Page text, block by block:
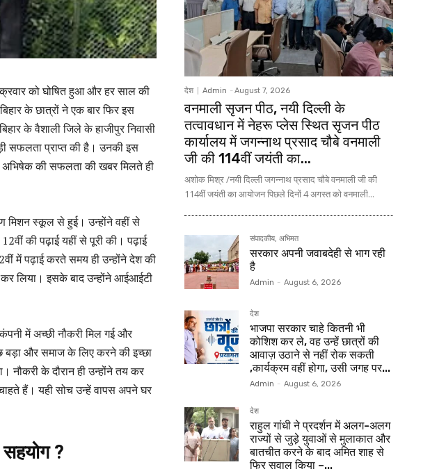
को घोषित हुआ और हर साल की
के छात्रों ने एक बार फिर इस
के वैशाली जिले के हाजीपुर निवासी
सफलता प्राप्त की है। उनकी इस
अभिषेक की सफलता की खबर मिलते ही
मिशन स्कूल से हुई। उन्होंने वहीं से
की पढ़ाई यहीं से पूरी की। पढ़ाई
में पढ़ाई करते समय ही उन्होंने देश की
लिया। इसके बाद उन्होंने आईआईटी
में अच्छी नौकरी मिल गई और
और समाज के लिए करने की इच्छा
नौकरी के दौरान ही उन्होंने तय कर
हैं। यही सोच उन्हें वापस अपने घर
सहयोग ?
देश Admin - August 7, 2026
वनमाली सृजन पीठ, नयी दिल्ली के
तत्वावधान में नेहरू प्लेस स्थित सृजन पीठ
कार्यालय में जगन्नाथ प्रसाद चौबे वनमाली
जी की 114वीं जयंती का...
अशोक मिश्र /नयी दिल्ली जगन्नाथ प्रसाद चौबे वनमाली जी की
114वीं जयंती का आयोजन पिछले दिनों 4 अगस्त को वनमाली...
संपादकीय, अभिमत
सरकार अपनी जवाबदेही से भाग रही
है
Admin - August 6, 2026
देश
भाजपा सरकार चाहे कितनी भी
कोशिश कर ले, वह उन्हें छात्रों की
आवाज़ उठाने से नहीं रोक सकती
,कार्यक्रम वहीं होगा, उसी जगह पर...
Admin - August 6, 2026
देश
राहुल गांधी ने प्रदर्शन में अलग-अलग
राज्यों से जुड़े युवाओं से मुलाकात और
बातचीत करने के बाद अमित शाह से
फिर सवाल किया –...